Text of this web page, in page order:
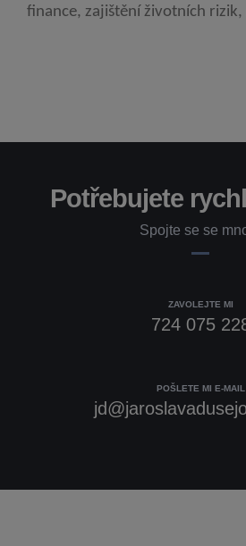
finance, zajištění životních
Potřebujete
Spojte se se
ZAVOLEJTE MI
724 075
POŠLETE MI E-MAIL